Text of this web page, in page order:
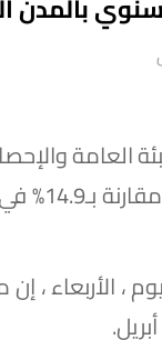
العامة
إلى